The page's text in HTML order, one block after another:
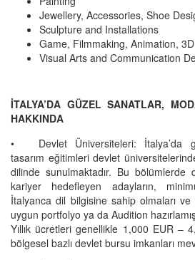
Jewellery, Accessories, Shoe
Sculpture and Installations
Game, Filmmaking, Animation, 3D
Visual Arts and Communication
İTALYA’DA GÜZEL SANATLAR,
HAKKINDA
•
Devlet Üniversiteleri:
tasarım eğitimleri devlet
dilinde sunulmaktadır. Bu bölümlerde
kariyer hedefleyen adayların,
İtalyanca dil bilgisine sahip olmaları
uygun portfolyo ya da Audition
Yıllık ücretleri genellikle 1,000 EUR –
bölgesel bazlı devlet bursu imkanları